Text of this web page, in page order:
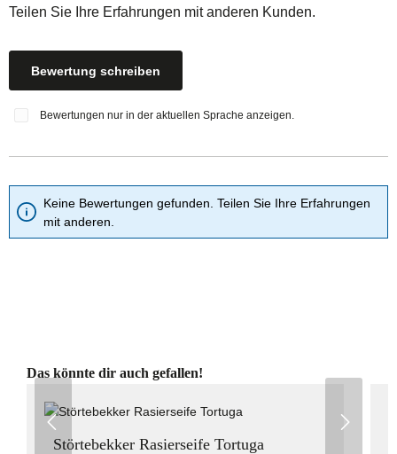
Teilen Sie Ihre Erfahrungen mit anderen Kunden.
Bewertung schreiben
Bewertungen nur in der aktuellen Sprache anzeigen.
Keine Bewertungen gefunden. Teilen Sie Ihre Erfahrungen
mit anderen.
Produktgalerie überspringen
Das könnte dir auch gefallen!
Störtebekker Rasierseife Tortuga